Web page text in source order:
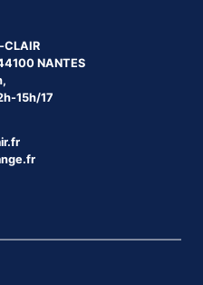
NANTES
15h/17